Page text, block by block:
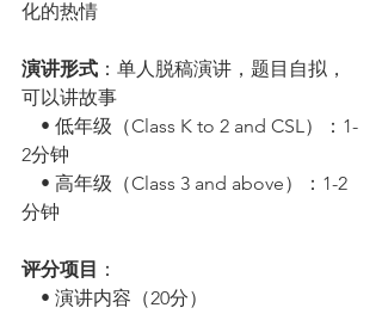
化的热情
演讲形式 ：单人脱稿演讲，题目自拟，
可以讲故事
2分钟
分钟
评分项目 ：
    • 演讲内容（20分）